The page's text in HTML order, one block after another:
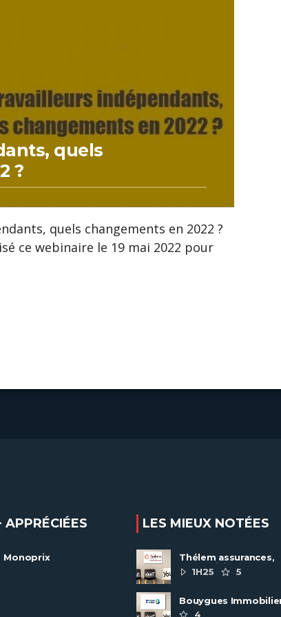
quels
?
quels changements en 2022 ?
ce webinaire le 19 mai 2022 pour
APPRÉCIÉES
Monoprix
LES MIEUX NOTÉES
Thélem assurances,
une politique RH
ambitieuse
1H25 5
Bouygues
recrute autour de 8
4